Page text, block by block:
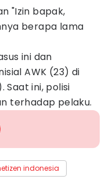
"Izin bapak,
berapa lama
ini dan
AWK (23) di
Saat ini, polisi
terhadap pelaku.
indonesia